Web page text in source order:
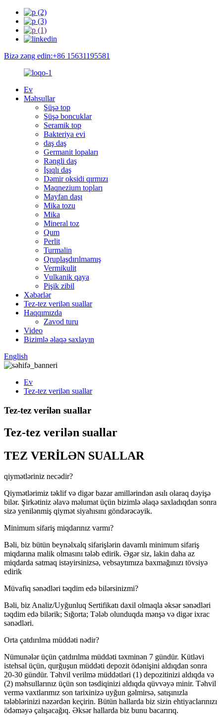
Bizə zəng edin:+86 15631195581
Ev
Məhsullar
Şüşə top
Şüşə boncuklar
Seramik top
Bakteriya evi
daş daş
Germanit lopaları
Rəngli daş
İşıqlı daş
Dəmir oksidi qırmızı
Maqnezium topları
Mayfan daşı
Mika tozu
Mika
Mineral toz
Qum
Perlit
Turmalin
Qruplaşdırılmamış
Vermikulit
Vulkanik qaya
Pişik zibil
Xəbərlər
Tez-tez verilən suallar
Haqqımızda
Zavod turu
Video
Bizimlə əlaqə saxlayın
English
Ev
Tez-tez verilən suallar
Tez-tez verilən suallar
Tez-tez verilən suallar
TEZ VERİLƏN SUALLAR
qiymətləriniz necədir?
Qiymətlərimiz təklif və digər bazar amillərindən asılı olaraq dəyişə
bilər. Şirkətiniz əlavə məlumat üçün bizimlə əlaqə saxladıqdan sonra
sizə yenilənmiş qiymət siyahısını göndərəcəyik.
Minimum sifariş miqdarınız varmı?
Bəli, biz bütün beynəlxalq sifarişlərin davamlı minimum sifariş
miqdarına malik olmasını tələb edirik. Əgər siz, lakin daha az
miqdarda satmaq istəyirsinizsə, vebsaytımıza baxmağınızı tövsiyə
edirik
Müvafiq sənədləri təqdim edə bilərsinizmi?
Bəli, biz Analiz/Uyğunluq Sertifikatı daxil olmaqla əksər sənədləri
təqdim edə bilərik; Sığorta; Tələb olunduqda mənşə və digər ixrac
sənədləri.
Orta çatdırılma müddəti nədir?
Nümunələr üçün çatdırılma müddəti təxminən 7 gündür. Kütləvi
istehsal üçün, qurğuşun müddəti depozit ödənişini aldıqdan sonra
20-30 gündür. Təhvil verilmə müddətləri (1) depozitinizi aldıqda və
(2) məhsullarınız üçün son təsdiqinizi aldıqda qüvvəyə minir. Təhvil
vermə vaxtlarımız son tarixinizə uyğun gəlmirsə, satışınızla
tələblərinizi nəzərdən keçirin. Bütün hallarda biz sizin ehtiyaclarınızı
ödəməyə çalışacağıq. Əksər hallarda biz bunu bacarırıq.